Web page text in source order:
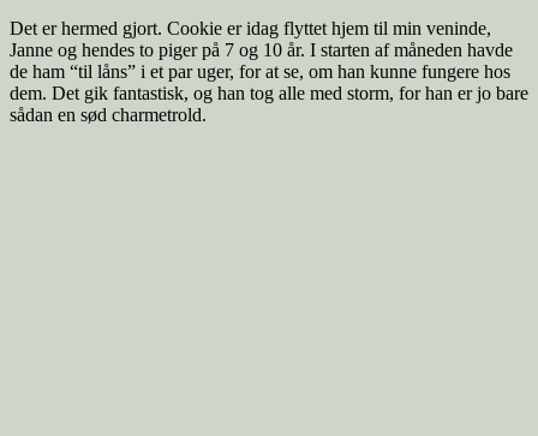
Det er hermed gjort. Cookie er idag flyttet hjem til min veninde,
Janne og hendes to piger på 7 og 10 år. I starten af måneden havde
de ham “til låns” i et par uger, for at se, om han kunne fungere hos
dem. Det gik fantastisk, og han tog alle med storm, for han er jo bare
sådan en sød charmetrold.